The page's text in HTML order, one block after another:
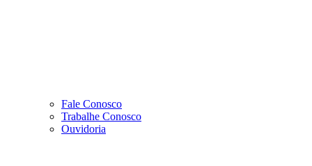
Fale Conosco
Trabalhe Conosco
Ouvidoria